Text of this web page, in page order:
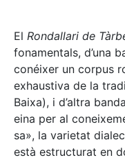
El Rondallari de
fonamentals, d’una
conéixer un corpus
exhaustiva de la
Baixa), i d’altra
eina per al
sa», la varietat
està estructurat en